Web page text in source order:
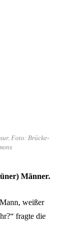
Foto: Brücke-
Männer.
weißer
fragte die